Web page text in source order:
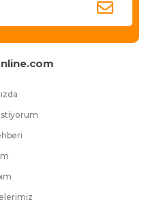
her geçen gün